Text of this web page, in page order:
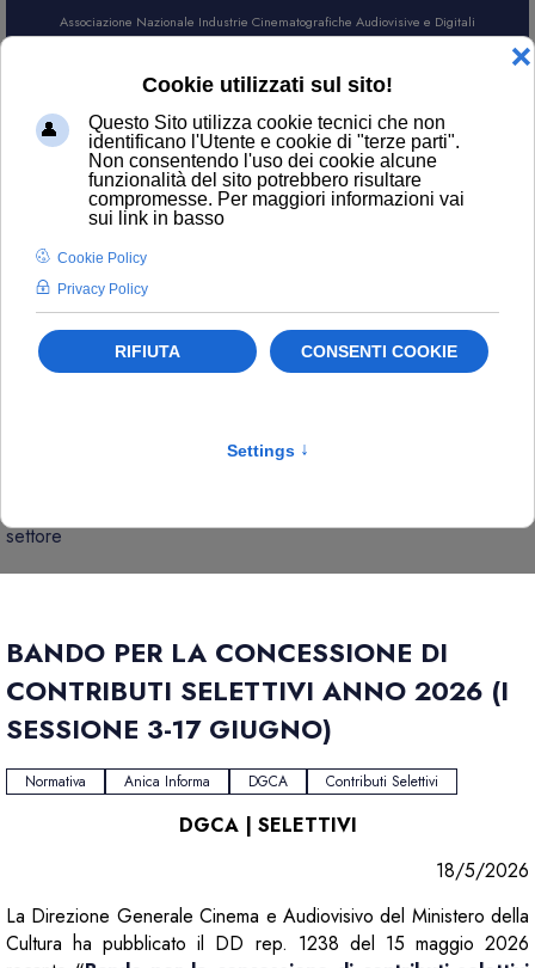
Associazione Nazionale Industrie Cinematografiche Audiovisive e Digitali
CERCA
settore
BANDO PER LA CONCESSIONE DI
CONTRIBUTI SELETTIVI ANNO 2026 (I
SESSIONE 3-17 GIUGNO)
Normativa Anica Informa DGCA Contributi Selettivi
DGCA | SELETTIVI
18/5/2026
La Direzione Generale Cinema e Audiovisivo del Ministero della
Cultura ha pubblicato il DD rep. 1238 del 15 maggio 2026